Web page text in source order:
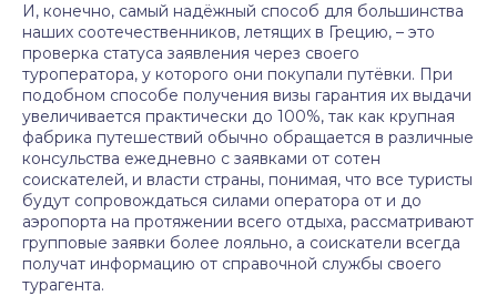
И, конечно, самый надёжный способ для большинства
наших соотечественников, летящих в Грецию, – это
проверка статуса заявления через своего
туроператора, у которого они покупали путёвки. При
подобном способе получения визы гарантия их выдачи
увеличивается практически до 100%, так как крупная
фабрика путешествий обычно обращается в различные
консульства ежедневно с заявками от сотен
соискателей, и власти страны, понимая, что все туристы
будут сопровождаться силами оператора от и до
аэропорта на протяжении всего отдыха, рассматривают
групповые заявки более лояльно, а соискатели всегда
получат информацию от справочной службы своего
турагента.